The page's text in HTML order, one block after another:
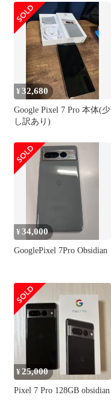
¥32,680
Google Pixel 7 Pro 本体(少
し訳あり)
¥34,000
GooglePixel 7Pro Obsidian
¥25,000
Pixel 7 Pro 128GB obsidian